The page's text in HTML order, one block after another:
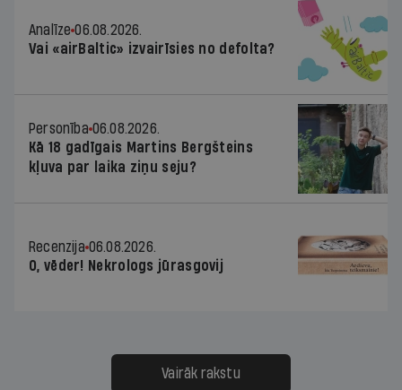
Analīze 06.08.2026.
Vai «airBaltic» izvairīsies no defolta?
Personība 06.08.2026.
Kā 18 gadīgais Martins Bergšteins
kļuva par laika ziņu seju?
Recenzija 06.08.2026.
O, vēder! Nekrologs jūrasgovij
Vairāk rakstu